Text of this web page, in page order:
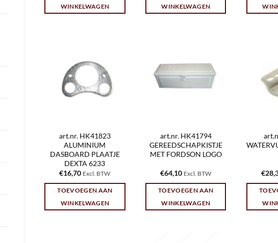
WINKELWAGEN
WINKELWAGEN
art.nr. HK41823
ALUMINIUM
DASBOARD PLAATJE
DEXTA 6233
€16,70 Excl. BTW
TOEVOEGEN AAN
WINKELWAGEN
art.nr. HK41794
GEREEDSCHAPKISTJE
MET FORDSON LOGO
€64,10 Excl. BTW
TOEVOEGEN AAN
WINKELWAGEN
€